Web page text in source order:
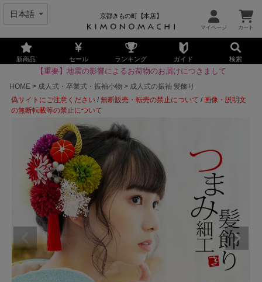
京都きもの町【本店】
新商品 セール ランキング ガイド 検索
【重要】地震の影響によるお荷物のお届けにつきまして
HOME
成人式・卒業式・振袖小物
成人式の振袖 髪飾り
偽サイトにご注意ください /無断販売・転売の禁止について /画像・説明文
の無断転載等の禁止について